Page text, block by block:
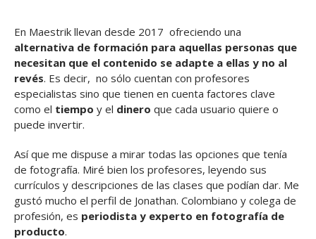
En Maestrik llevan desde 2017 ofreciendo una
alternativa de formación para aquellas personas que
necesitan que el contenido se adapte a ellas y no al
revés. Es decir, no sólo cuentan con profesores
especialistas sino que tienen en cuenta factores clave
como el tiempo y el dinero que cada usuario quiere o
puede invertir.
Así que me dispuse a mirar todas las opciones que tenía
de fotografía. Miré bien los profesores, leyendo sus
currículos y descripciones de las clases que podían dar. Me
gustó mucho el perfil de Jonathan. Colombiano y colega de
profesión, es periodista y experto en fotografía de
producto.